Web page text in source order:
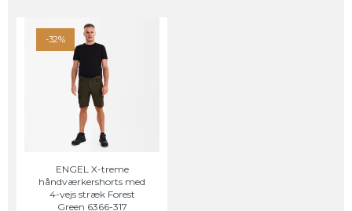
-32%
ENGEL X-treme
håndværkershorts med
4-vejs stræk Forest
Green 6366-317